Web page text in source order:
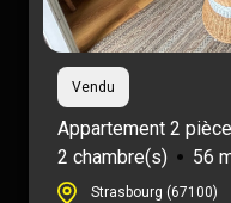
Vendu
Appartement 2
2 chambre(s)
56
Strasbourg (67100)